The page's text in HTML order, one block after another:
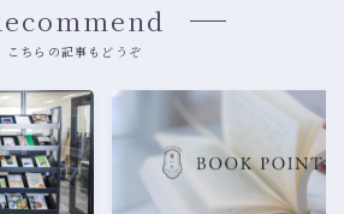
こちらの記事もどうぞ